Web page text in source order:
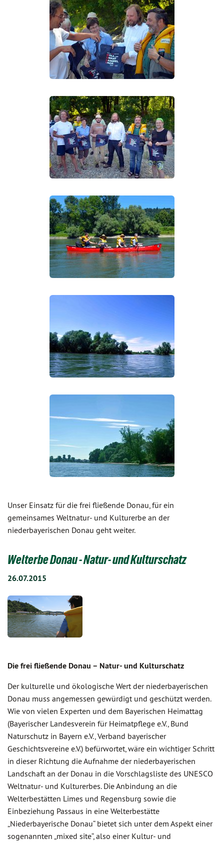
Unser Einsatz für die frei fließende Donau, für ein
gemeinsames Weltnatur- und Kulturerbe an der
niederbayerischen Donau geht weiter.
Welterbe Donau - Natur- und Kulturschatz
26.07.2015
Die frei fließende Donau – Natur- und Kulturschatz
Der kulturelle und ökologische Wert der niederbayerischen
Donau muss angemessen gewürdigt und geschützt werden.
Wie von vielen Experten und dem Bayerischen Heimattag
(Bayerischer Landesverein für Heimatpflege e.V., Bund
Naturschutz in Bayern e.V., Verband bayerischer
Geschichtsvereine e.V.) befürwortet, wäre ein wichtiger Schritt
in dieser Richtung die Aufnahme der niederbayerischen
Landschaft an der Donau in die Vorschlagsliste des UNESCO
Weltnatur- und Kulturerbes. Die Anbindung an die
Welterbestätten Limes und Regensburg sowie die
Einbeziehung Passaus in eine Welterbestätte
„Niederbayerische Donau“ bietet sich unter dem Aspekt einer
sogenannten „mixed site“, also einer Kultur- und